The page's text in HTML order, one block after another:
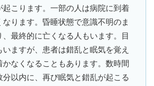
起こります。一部の人は病院に到着
なります。昏睡状態で意識不明のま
、最終的に亡くなる人もいます。目
いますが、患者は錯乱と眠気を覚え
かなくなることもあります。数時間
分以内に、再び眠気と錯乱が起こる